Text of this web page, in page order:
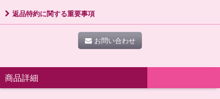
返品特約に関する重要事項
お問い合わせ
商品詳細